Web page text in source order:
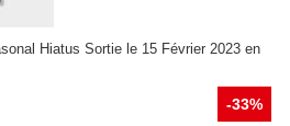
Hiatus Sortie le 15 Février 2023 en
-33%